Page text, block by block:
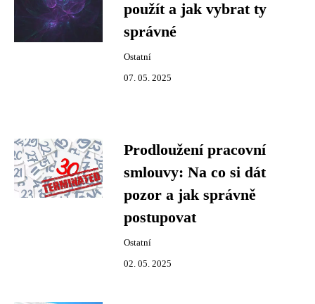
použít a jak vybrat ty
správné
Ostatní
07. 05. 2025
Prodloužení pracovní
smlouvy: Na co si dát
pozor a jak správně
postupovat
Ostatní
02. 05. 2025